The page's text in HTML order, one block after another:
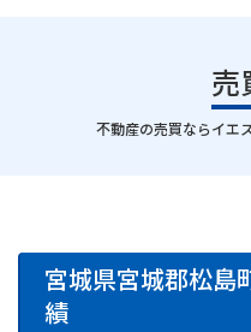
売
不動産の売買ならイエ
宮城県宮城郡松島
績